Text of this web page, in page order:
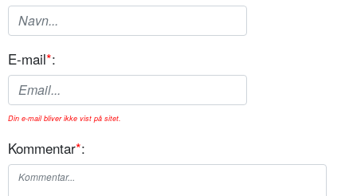
E-mail*:
Din e-mail bliver ikke vist på sitet.
Kommentar*: